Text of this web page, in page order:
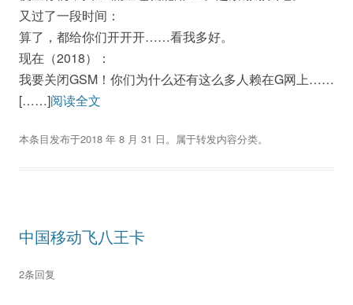
又过了一段时间：
算了，都给你们开开开……看我多好。
现在（2018）：
我要关闭GSM！你们为什么还有这么多人赖在G网上……
[……]阅读全文
本条目发布于2018 年 8 月 31 日。属于转发内容分类。
中国移动飞八王卡
2条回复